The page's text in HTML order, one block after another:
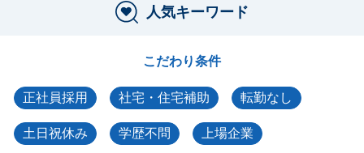
人気キーワード
こだわり条件
正社員採用 社宅・住宅補助 転勤なし
土日祝休み 学歴不問 上場企業